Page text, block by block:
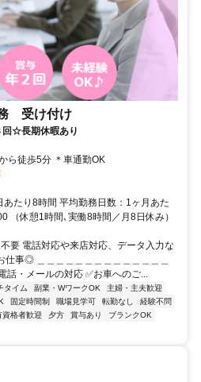
受け付け
☆長期休暇あり
ら徒歩5分 ＊車通勤OK
たり8時間 平均勤務日数：1ヶ月あた
（休憩1時間､実働8時間／月8日休み）
要 電話対応や来店対応、データ入力な
仕事◎ ＿＿＿＿＿＿＿＿＿＿＿＿＿＿
話・メールの対応 ✅お車へのご...
タイム 副業・WワークOK
主婦・主夫歓迎
固定時間制 職場見学可 転勤なし
経験不問
資格者歓迎 夕方 賞与あり
ブランクOK